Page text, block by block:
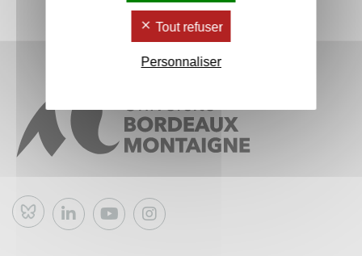
Bluesky
Tout refuser
Personnaliser